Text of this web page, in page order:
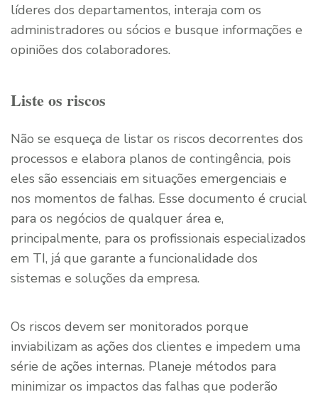
líderes dos departamentos, interaja com os
administradores ou sócios e busque informações e
opiniões dos colaboradores.
Liste os riscos
Não se esqueça de listar os riscos decorrentes dos
processos e elabora planos de contingência, pois
eles são essenciais em situações emergenciais e
nos momentos de falhas. Esse documento é crucial
para os negócios de qualquer área e,
principalmente, para os profissionais especializados
em TI, já que garante a funcionalidade dos
sistemas e soluções da empresa.
Os riscos devem ser monitorados porque
inviabilizam as ações dos clientes e impedem uma
série de ações internas. Planeje métodos para
minimizar os impactos das falhas que poderão